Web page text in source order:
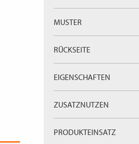
MUSTER
RÜCKSEITE
EIGENSCHAFTEN
ZUSATZNUTZEN
PRODUKTEINSATZ